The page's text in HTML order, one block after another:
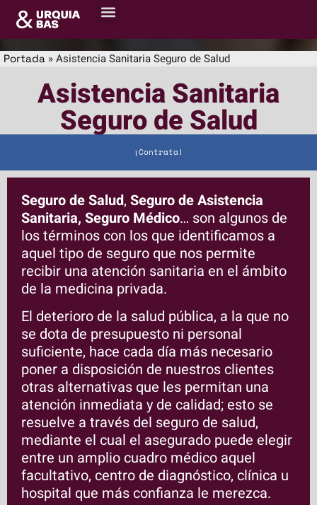
Portada »Asistencia Sanitaria Seguro de Salud
Asistencia Sanitaria
Seguro de Salud
¡Contrata!
Seguro de Salud, Seguro de Asistencia
Sanitaria, Seguro Médico… son algunos de
los términos con los que identificamos a
aquel tipo de seguro que nos permite
recibir una atención sanitaria en el ámbito
de la medicina privada.
El deterioro de la salud pública, a la que no
se dota de presupuesto ni personal
suficiente, hace cada día más necesario
poner a disposición de nuestros clientes
otras alternativas que les permitan una
atención inmediata y de calidad; esto se
resuelve a través del seguro de salud,
mediante el cual el asegurado puede elegir
entre un amplio cuadro médico aquel
facultativo, centro de diagnóstico, clínica u
hospital que más confianza le merezca.